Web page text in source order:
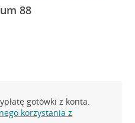
88
gotówki z konta.
korzystania z